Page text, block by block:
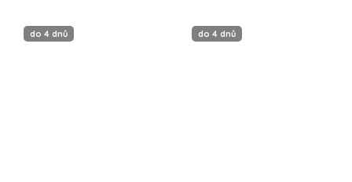
do 4 dnů do 4 dnů